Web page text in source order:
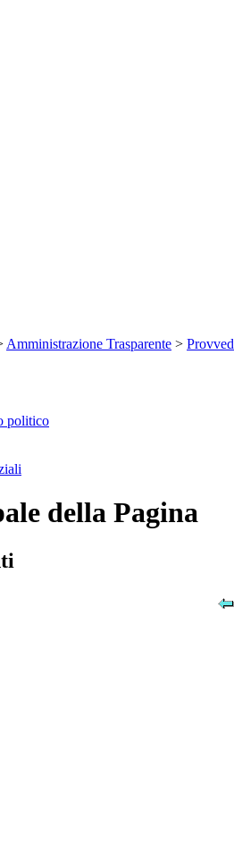
Amministrazione Trasparente >
politico
della Pagina